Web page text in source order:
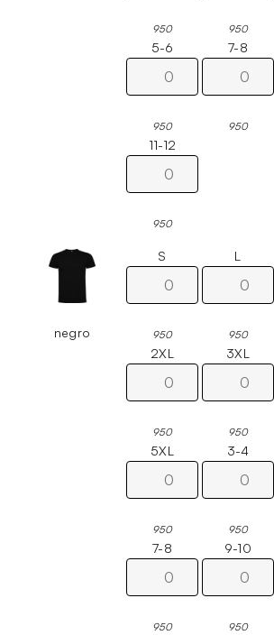
950 950
5-6
950
7-8
950
11-12
950
negro
S
950
L
950
2XL
950
3XL
950
5XL
950
3-4
950
7-8
950
9-10
950